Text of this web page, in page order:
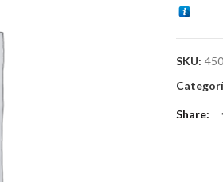
SKU:
Share